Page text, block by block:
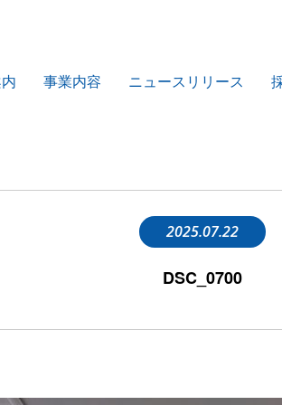
事業内容 ニュースリリース
2025.07.22
DSC_0700